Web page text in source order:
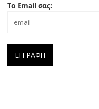
Το Email σας: